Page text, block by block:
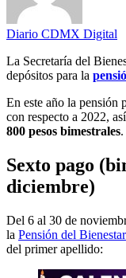
Diario CDMX Digital
La Secretaría del
depósitos para la
En este año la pensión
con respecto a 2022,
800 pesos bimestrales.
Sexto pago
diciembre)
Del 6 al 30 de
la Pensión del Bienestar
del primer apellido: